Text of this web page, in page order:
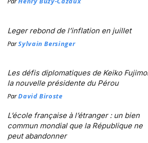
Leger rebond de l’inflation en juillet
ParSylvain Bersinger
Les défis diplomatiques de Keiko
la nouvelle présidente du Pérou
ParDavid Biroste
L’école française à l’étranger : un bien
commun mondial que la République ne
peut abandonner